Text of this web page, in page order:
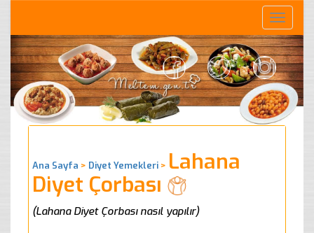
Toggle
Ana Sayfa > Diyet Yemekleri > Lahana
Diyet Çorbası
(Lahana Diyet Çorbası nasıl yapılır)